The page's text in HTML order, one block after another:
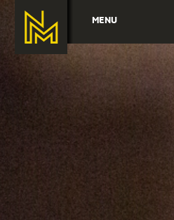
MENU